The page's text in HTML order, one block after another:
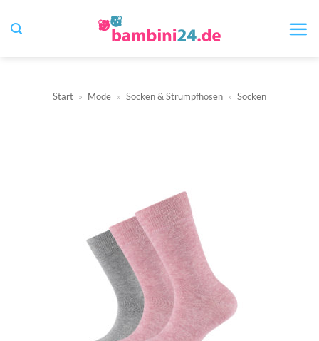
Inhalt
Start » Mode » Socken & Strumpfhosen » Socken